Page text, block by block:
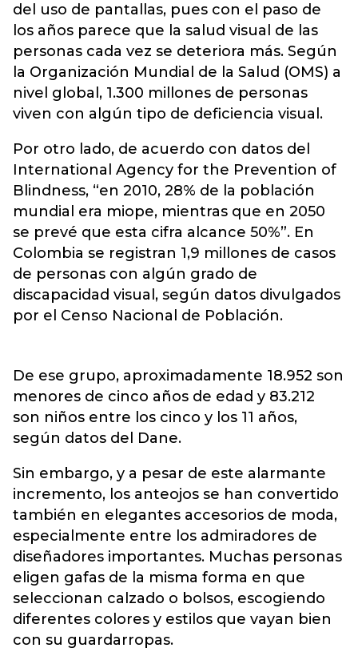
del uso de pantallas, pues con el paso de
los años parece que la salud visual de las
personas cada vez se deteriora más. Según
la Organización Mundial de la Salud (OMS) a
nivel global, 1.300 millones de personas
viven con algún tipo de deficiencia visual.
Por otro lado, de acuerdo con datos del
International Agency for the Prevention of
Blindness, “en 2010, 28% de la población
mundial era miope, mientras que en 2050
se prevé que esta cifra alcance 50%”. En
Colombia se registran 1,9 millones de casos
de personas con algún grado de
discapacidad visual, según datos divulgados
por el Censo Nacional de Población.
De ese grupo, aproximadamente 18.952 son
menores de cinco años de edad y 83.212
son niños entre los cinco y los 11 años,
según datos del Dane.
Sin embargo, y a pesar de este alarmante
incremento, los anteojos se han convertido
también en elegantes accesorios de moda,
especialmente entre los admiradores de
diseñadores importantes. Muchas personas
eligen gafas de la misma forma en que
seleccionan calzado o bolsos, escogiendo
diferentes colores y estilos que vayan bien
con su guardarropas.